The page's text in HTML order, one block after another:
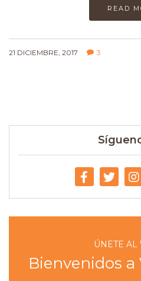
READ
21 DICIEMBRE, 2017 3
ÚNETE AL
Bienvenidos a